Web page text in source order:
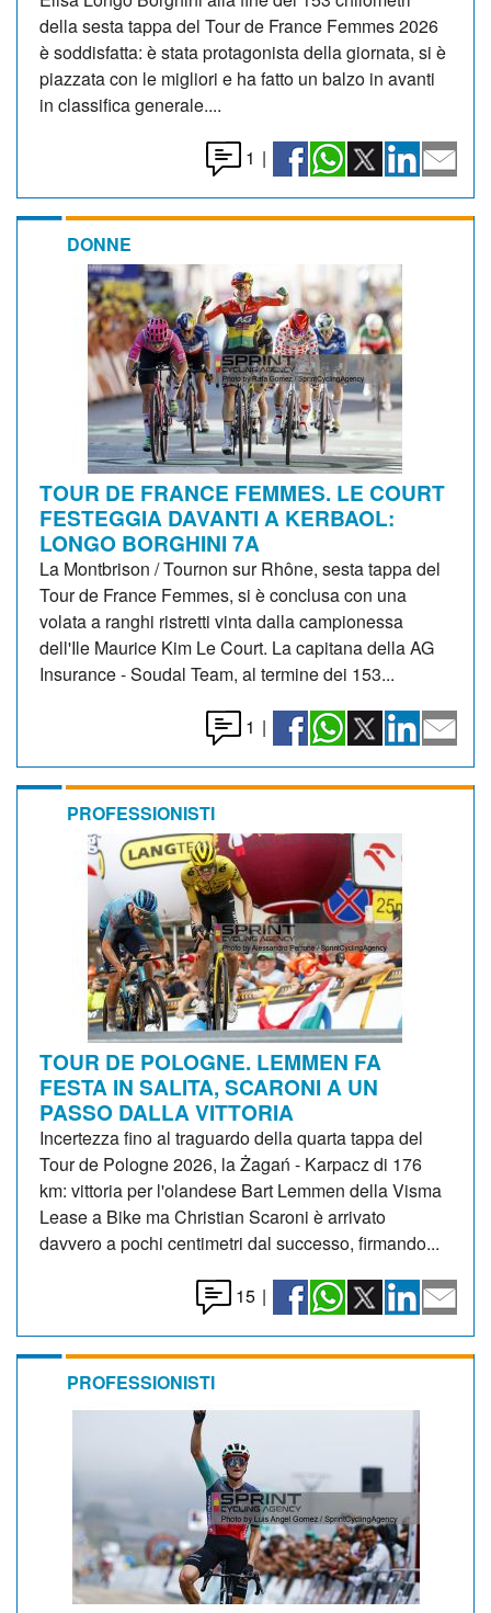
della sesta tappa del Tour de France Femmes 2026
è soddisfatta: è stata protagonista della giornata, si è
piazzata con le migliori e ha fatto un balzo in avanti
in classifica generale....
1 |
DONNE
TOUR DE FRANCE FEMMES. LE COURT
FESTEGGIA DAVANTI A KERBAOL:
LONGO BORGHINI 7A
La Montbrison / Tournon sur Rhône, sesta tappa del
Tour de France Femmes, si è conclusa con una
volata a ranghi ristretti vinta dalla campionessa
dell'Ile Maurice Kim Le Court. La capitana della AG
Insurance - Soudal Team, al termine dei 153...
1 |
PROFESSIONISTI
TOUR DE POLOGNE. LEMMEN FA
FESTA IN SALITA, SCARONI A UN
PASSO DALLA VITTORIA
Incertezza fino al traguardo della quarta tappa del
Tour de Pologne 2026, la Żagań - Karpacz di 176
km: vittoria per l'olandese Bart Lemmen della Visma
Lease a Bike ma Christian Scaroni è arrivato
davvero a pochi centimetri dal successo, firmando...
15 |
PROFESSIONISTI